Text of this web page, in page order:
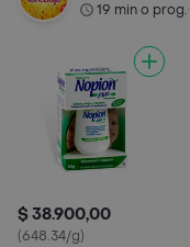
19 min o prog.•
$ 38.900,00
(648.34/g)